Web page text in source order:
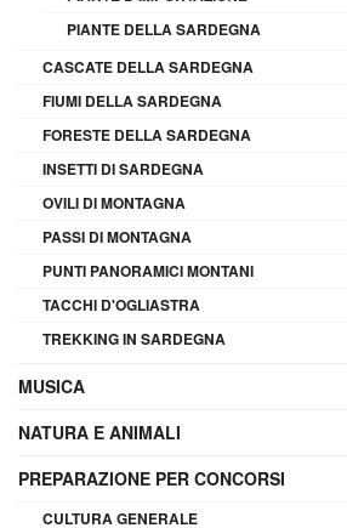
PIANTE DELLA SARDEGNA
CASCATE DELLA SARDEGNA
FIUMI DELLA SARDEGNA
FORESTE DELLA SARDEGNA
INSETTI DI SARDEGNA
OVILI DI MONTAGNA
PASSI DI MONTAGNA
PUNTI PANORAMICI MONTANI
TACCHI D'OGLIASTRA
TREKKING IN SARDEGNA
MUSICA
NATURA E ANIMALI
PREPARAZIONE PER CONCORSI
CULTURA GENERALE